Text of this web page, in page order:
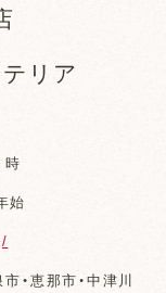
リア
時
始
/
・恵那市・中津川